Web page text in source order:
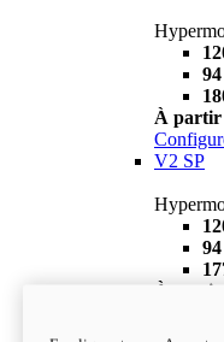
À partir
V2 SP
À partir
new
V2